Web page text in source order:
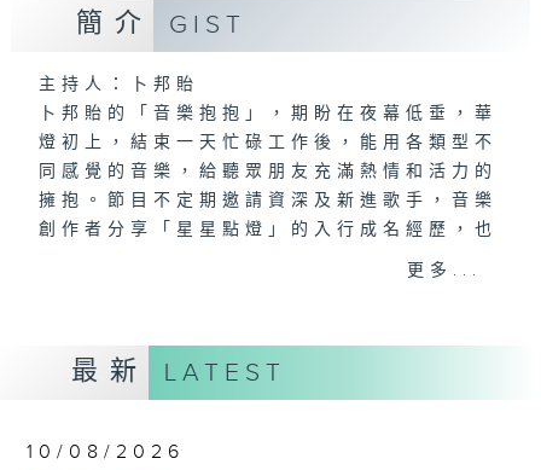
簡介 GIST
主持人：卜邦貽
卜邦貽的「音樂抱抱」，期盼在夜幕低垂，華
燈初上，結束一天忙碌工作後，能用各類型不
同感覺的音樂，給聽眾朋友充滿熱情和活力的
擁抱。節目不定期邀請資深及新進歌手，音樂
創作者分享「星星點燈」的入行成名經歷，也
會請熱愛音樂的聽眾到現場述說「樂光情
驗輕鬆自在的音樂抱抱!
更多...
最新 LATEST
10/08/2026